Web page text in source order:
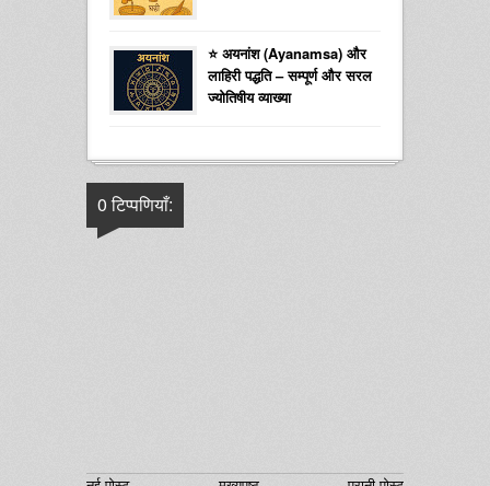
⭐ अयनांश (Ayanamsa) और
लाहिरी पद्धति – सम्पूर्ण और सरल
ज्योतिषीय व्याख्या
0 टिप्पणियाँ: